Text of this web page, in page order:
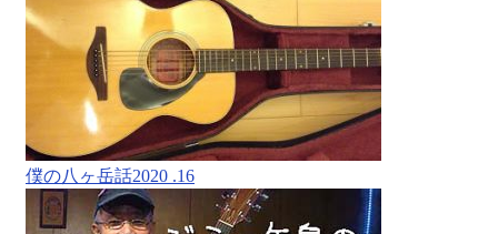
僕の八ヶ岳話2020 .16